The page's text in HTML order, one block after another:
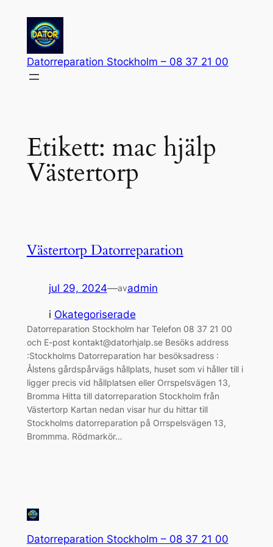
innehåll
Datorreparation Stockholm – 08 37 21 00
Etikett: mac hjälp
Västertorp
Västertorp Datorreparation
jul 29, 2024—avadmin
i Okategoriserade
Datorreparation Stockholm har Telefon 08 37 21 00
och E-post kontakt@datorhjalp.se Besöks address
:Stockholms Datorreparation har besöksadress :
Ålstens gårdspårvägs hållplats, huset som vi håller till i
ligger precis vid hållplatsen eller Orrspelsvägen 13,
Bromma Hitta till datorreparation Stockholm från
Västertorp Kartan nedan visar hur du hittar till
Stockholms datorreparation på Orrspelsvägen 13,
Brommma. Rödmarkör…
Datorreparation Stockholm – 08 37 21 00